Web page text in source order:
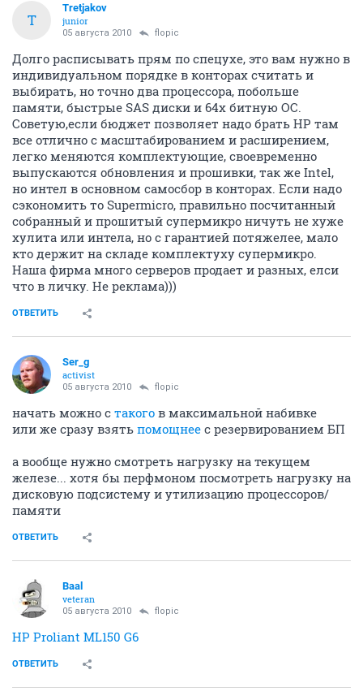
T
Tretjakov
junior
05 августа 2010 flopic
Долго расписывать прям по спецухе, это вам нужно в
индивидуальном порядке в конторах считать и
выбирать, но точно два процессора, побольше
памяти, быстрые SAS диски и 64х битную ОС.
Советую,если бюджет позволяет надо брать HP там
все отлично с масштабированием и расширением,
легко меняются комплектующие, своевременно
выпускаются обновления и прошивки, так же Intel,
но интел в основном самосбор в конторах. Если надо
сэкономить то Supermicro, правильно посчитанный
собранный и прошитый супермикро ничуть не хуже
хулита или интела, но с гарантией потяжелее, мало
кто держит на складе комплектуху супермикро.
Наша фирма много серверов продает и разных, елси
что в личку. Не реклама)))
ОТВЕТИТЬ
Ser_g
activist
05 августа 2010 flopic
начать можно с такого в максимальной набивке
или же сразу взять помощнее с резервированием БП
а вообще нужно смотреть нагрузку на текущем
железе... хотя бы перфмоном посмотреть нагрузку на
дисковую подсистему и утилизацию процессоров/
памяти
ОТВЕТИТЬ
Baal
veteran
05 августа 2010 flopic
HP Proliant ML150 G6
ОТВЕТИТЬ